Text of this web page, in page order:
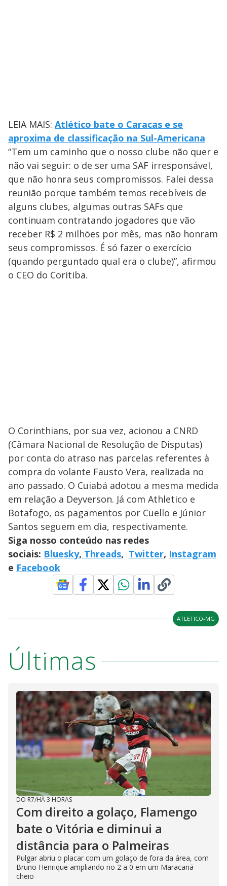
LEIA MAIS: Atlético bate o Caracas e se
aproxima de classificação na Sul-Americana
“Tem um caminho que o nosso clube não quer e
não vai seguir: o de ser uma SAF irresponsável,
que não honra seus compromissos. Falei dessa
reunião porque também temos recebíveis de
alguns clubes, algumas outras SAFs que
continuam contratando jogadores que vão
receber R$ 2 milhões por mês, mas não honram
seus compromissos. É só fazer o exercício
(quando perguntado qual era o clube)”, afirmou
o CEO do Coritiba.
O Corinthians, por sua vez, acionou a CNRD
(Câmara Nacional de Resolução de Disputas)
por conta do atraso nas parcelas referentes à
compra do volante Fausto Vera, realizada no
ano passado. O Cuiabá adotou a mesma medida
em relação a Deyverson. Já com Athletico e
Botafogo, os pagamentos por Cuello e Júnior
Santos seguem em dia, respectivamente.
Siga nosso conteúdo nas redes
sociais: Bluesky, Threads, Twitter, Instagram
e Facebook
ATLETICO-MG
Últimas
DO R7/HÁ 3 HORAS
Com direito a golaço, Flamengo
bate o Vitória e diminui a
distância para o Palmeiras
Pulgar abriu o placar com um golaço de fora da área, com
Bruno Henrique ampliando no 2 a 0 em um Maracanã
cheio